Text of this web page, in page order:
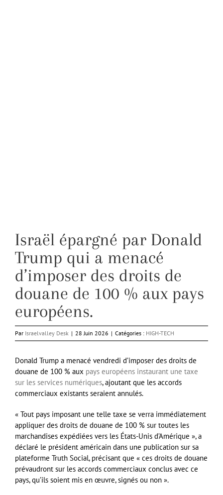
Israël épargné par Donald
Trump qui a menacé
d’imposer des droits de
douane de 100 % aux pays
européens.
Par Israelvalley Desk | 28 Juin 2026 | Catégories : HIGH-TECH
Donald Trump a menacé vendredi d’imposer des droits de
douane de 100 % aux pays européens instaurant une taxe
sur les services numériques, ajoutant que les accords
commerciaux existants seraient annulés.
« Tout pays imposant une telle taxe se verra immédiatement
appliquer des droits de douane de 100 % sur toutes les
marchandises expédiées vers les États-Unis d’Amérique », a
déclaré le président américain dans une publication sur sa
plateforme Truth Social, précisant que « ces droits de douane
prévaudront sur les accords commerciaux conclus avec ce
pays, qu’ils soient mis en œuvre, signés ou non ».